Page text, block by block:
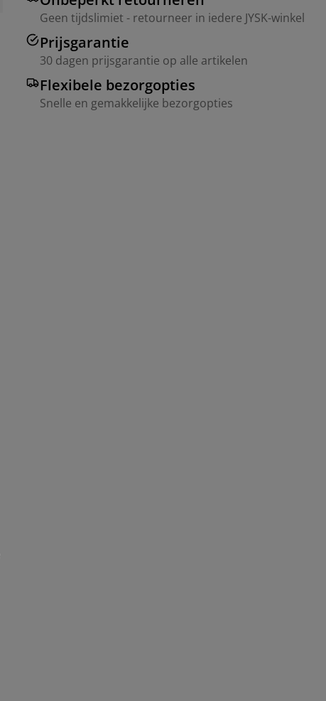
Geen tijdslimiet - retourneer in iedere JYSK-winkel
Prijsgarantie
30 dagen prijsgarantie op alle artikelen
Flexibele bezorgopties
Snelle en gemakkelijke bezorgopties